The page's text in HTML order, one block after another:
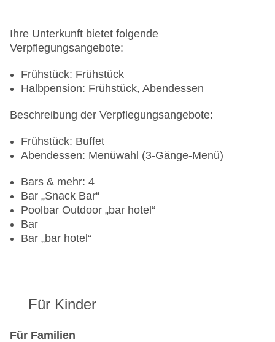
Ihre Unterkunft bietet folgende
Verpflegungsangebote:
Frühstück: Frühstück
Halbpension: Frühstück, Abendessen
Beschreibung der Verpflegungsangebote:
Frühstück: Buffet
Abendessen: Menüwahl (3-Gänge-Menü)
Bars & mehr: 4
Bar „Snack Bar“
Poolbar Outdoor „bar hotel“
Bar
Bar „bar hotel“
Für Kinder
Für Familien